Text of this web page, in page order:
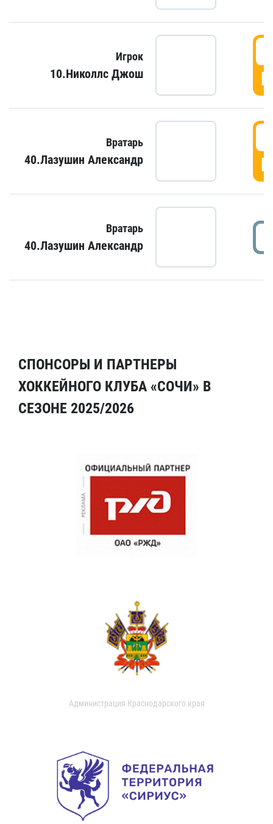
Игрок
10.Николлс Джош
Вратарь
40.Лазушин Александр
Вратарь
40.Лазушин Александр
СПОНСОРЫ И ПАРТНЕРЫ
ХОККЕЙНОГО КЛУБА «СОЧИ» В
СЕЗОНЕ 2025/2026
Администрация Краснодарского края